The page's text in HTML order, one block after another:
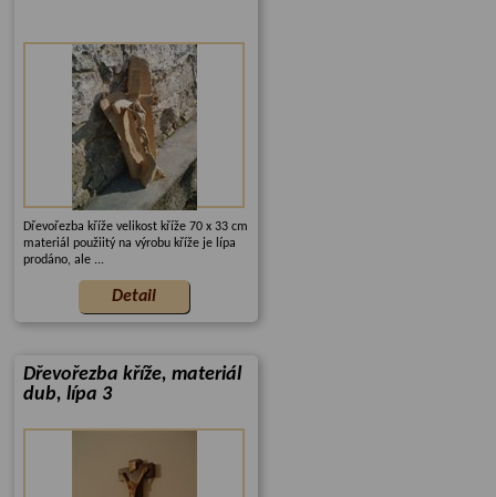
Dřevořezba kříže velikost kříže 70 x 33 cm
materiál použiitý na výrobu kříže je lípa
prodáno, ale ...
Dřevořezba kříže, materiál
dub, lípa 3